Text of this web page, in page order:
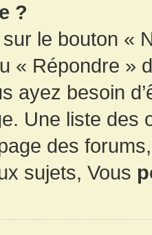
?
le bouton «
« Répondre »
ayez besoin
Une liste des
des
sujets, Vous